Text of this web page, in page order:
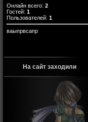
Онлайн всего: 2
Гостей: 1
Пользователей: 1
ваыпрвсапр
На сайт заходили